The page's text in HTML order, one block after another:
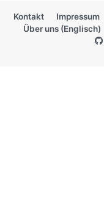
Kontakt Impressum
Über uns (Englisch)